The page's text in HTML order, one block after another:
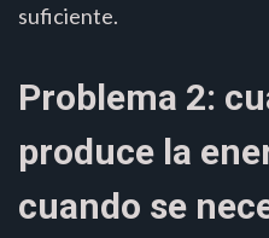
suficiente.
Problema 2:
produce la
cuando se